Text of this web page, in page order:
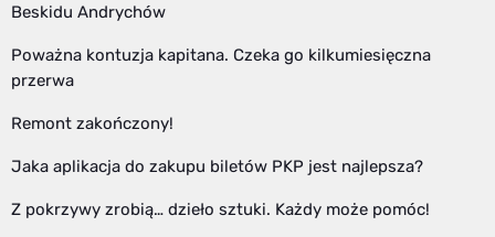
Beskidu Andrychów
Poważna kontuzja kapitana. Czeka go kilkumiesięczna
przerwa
Remont zakończony!
Jaka aplikacja do zakupu biletów PKP jest najlepsza?
Z pokrzywy zrobią… dzieło sztuki. Każdy może pomóc!